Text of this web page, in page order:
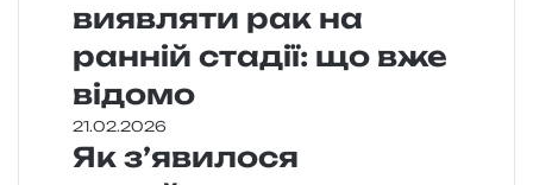
виявляти рак на
ранній стадії: що вже
відомо
21.02.2026
Як з’явилося